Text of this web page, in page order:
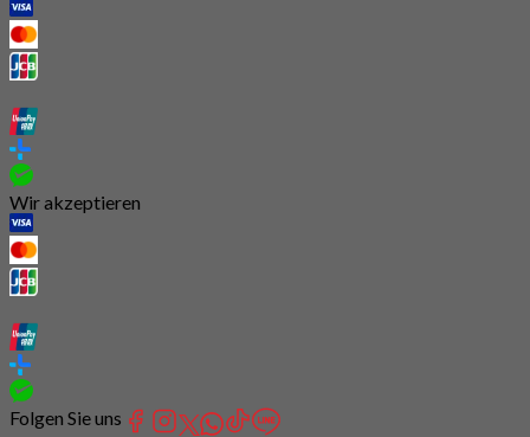
Wir akzeptieren
Folgen Sie uns